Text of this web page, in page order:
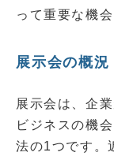
って重要な機
展示会の概況
展示会は、企
ビジネスの機
法の1つです。